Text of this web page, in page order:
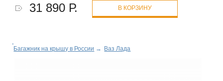
31 890 Р. В КОРЗИНУ
Багажник на крышу в России → Ваз Лада